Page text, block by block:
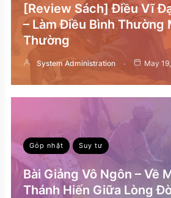
[Review Sách] Điều Vĩ
– Làm Điều Bình Thường
Thường
System Administration May
Góp nhặt Suy tư
Bài Giảng Vô Ngôn – Về
Thánh Hiến Giữa Lòng